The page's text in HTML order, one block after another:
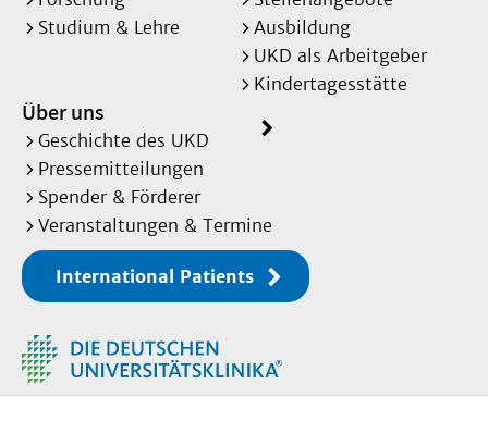
Studium & Lehre
Ausbildung
UKD als Arbeitgeber
Kindertagesstätte
Über uns
Geschichte des UKD
Pressemitteilungen
Spender & Förderer
Veranstaltungen & Termine
International Patients